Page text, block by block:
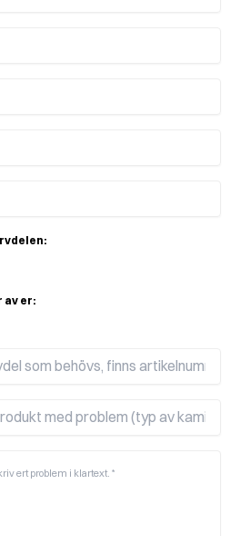
av er: